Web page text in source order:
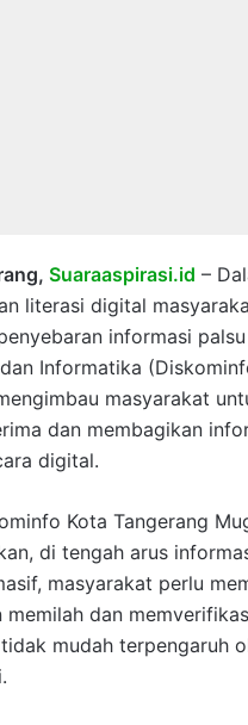
Suaraaspirasi.id –
literasi digital
informasi
Informatika
masyarakat
dan membagikan
digital.
Kota Tangerang
di tengah arus
masyarakat perlu
memilah dan
mudah terpengaruh